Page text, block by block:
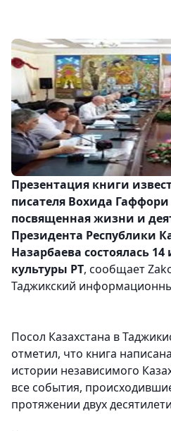
Презентация книги
писателя Вохида
посвященная жизни и
Президента Республики
Назарбаева состоялась
культуры РТ, сообщает
Таджикский
Посол Казахстана в
отметил, что книга
истории независимого
все события,
протяжении двух